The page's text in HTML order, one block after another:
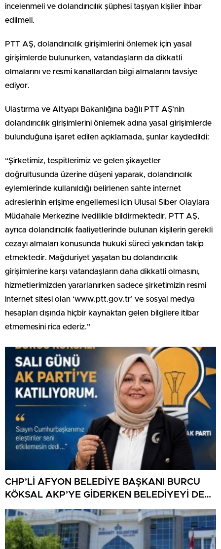
incelenmeli ve dolandırıcılık şüphesi taşıyan kişiler ihbar
edilmeli.
PTT AŞ, dolandırıcılık girişimlerini önlemek için yasal
girişimlerde bulunurken, vatandaşların da dikkatli
olmalarını ve resmi kanallardan bilgi almalarını tavsiye
ediyor.
Ulaştırma ve Altyapı Bakanlığına bağlı PTT AŞ’nin
dolandırıcılık girişimlerini önlemek adına yasal girişimlerde
bulunduğuna işaret edilen açıklamada, şunlar kaydedildi:
“Şirketimiz, tespitlerimiz ve gelen şikayetler
doğrultusunda üzerine düşeni yaparak, dolandırıcılık
eylemlerinde kullanıldığı belirlenen sahte internet
adreslerinin erişime engellemesi için Ulusal Siber Olaylara
Müdahale Merkezine ivedilikle bildirmektedir. PTT AŞ,
ayrıca dolandırıcılık faaliyetlerinde bulunan kişilerin gerekli
cezayı almaları konusunda hukuki süreci yakından takip
etmektedir. Mağduriyet yaşatan bu dolandırıcılık
girişimlerine karşı vatandaşların daha dikkatli olmasını,
hizmetlerimizden yararlanırken sadece şirketimizin resmi
internet sitesi olan ‘www.ptt.gov.tr’ ve sosyal medya
hesapları dışında hiçbir kaynaktan gelen bilgilere itibar
etmemesini rica ederiz.”
CHP’Lİ AFYON BELEDİYE BAŞKANI BURCU
KÖKSAL AKP’YE GİDERKEN BELEDİYEYİ DE
GÖTÜRÜYOR!